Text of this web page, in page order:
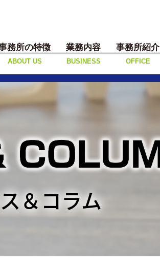
務所の特徴
ABOUT US
業務内容
BUSINESS
事務所紹介
OFFICE
＆コラム